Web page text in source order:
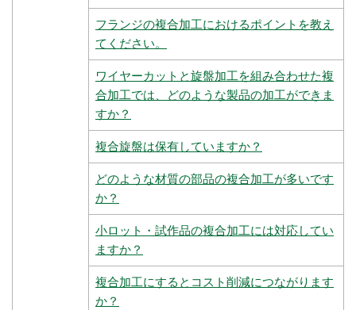
フランジの複合加工におけるポイントを教え
てください。
ワイヤーカットと旋盤加工を組み合わせた複
合加工では、どのような製品の加工ができま
すか？
複合旋盤は保有していますか？
どのような材質の部品の複合加工が多いです
か？
小ロット・試作品の複合加工には対応してい
ますか？
複合加工にするとコスト削減につながります
か？